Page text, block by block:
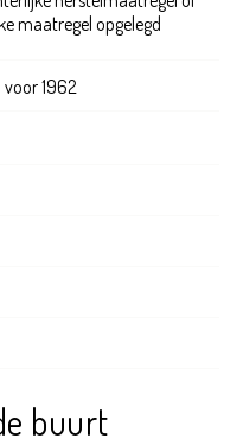
maatregel opgelegd
1962
buurt